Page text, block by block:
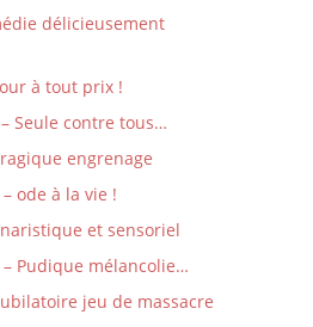
délicieusement
à tout prix !
Seule contre tous…
engrenage
ode à la vie !
et sensoriel
Pudique mélancolie…
jeu de massacre